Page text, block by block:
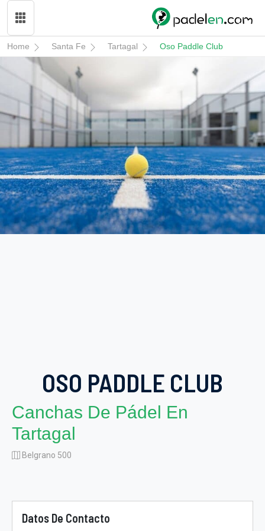
Home Santa Fe Tartagal Oso Paddle Club
OSO PADDLE CLUB
Canchas De Pádel En
Tartagal
Belgrano 500
Datos De Contacto